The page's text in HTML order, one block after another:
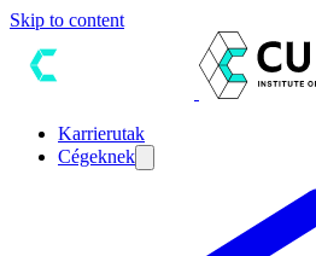
Skip to content
Karrierutak
Cégeknek